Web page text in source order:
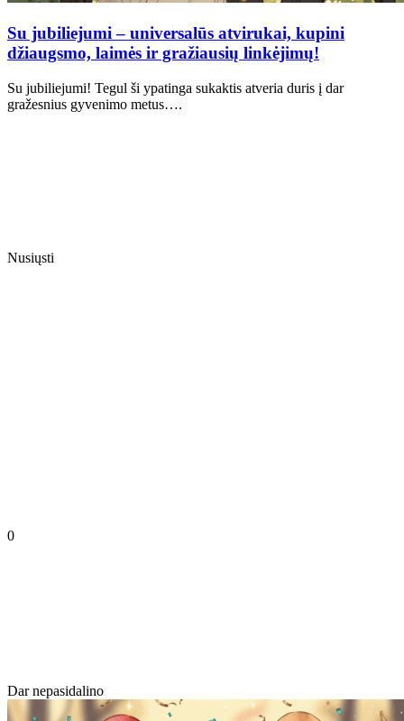
Su jubiliejumi – universalūs atvirukai, kupini
džiaugsmo, laimės ir gražiausių linkėjimų!
Su jubiliejumi! Tegul ši ypatinga sukaktis atveria duris į dar
gražesnius gyvenimo metus….
Nusiųsti
0
Dar nepasidalino